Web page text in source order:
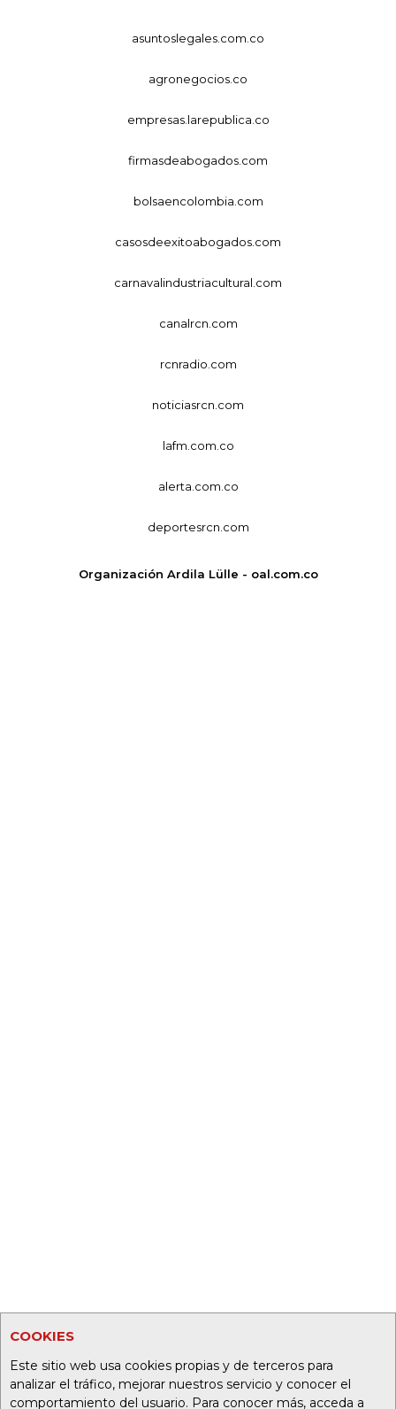
COOKIES
Este sitio web usa cookies propias y de terceros para
analizar el tráfico, mejorar nuestros servicio y conocer el
comportamiento del usuario. Para conocer más, acceda a
asuntoslegales.com.co
agronegocios.co
empresas.larepublica.co
firmasdeabogados.com
bolsaencolombia.com
casosdeexitoabogados.com
carnavalindustriacultural.com
canalrcn.com
rcnradio.com
noticiasrcn.com
lafm.com.co
alerta.com.co
deportesrcn.com
Organización Ardila Lülle - oal.com.co